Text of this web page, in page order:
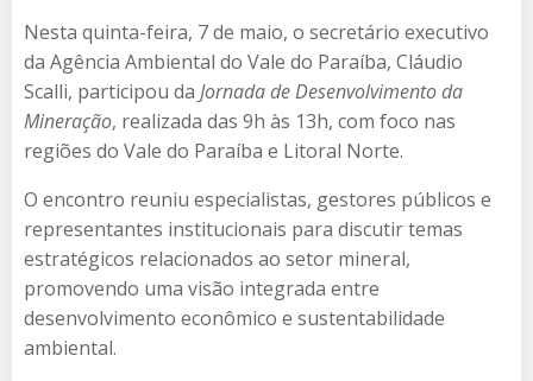
Nesta quinta-feira, 7 de maio, o secretário executivo
da Agência Ambiental do Vale do Paraíba, Cláudio
Scalli, participou da Jornada de Desenvolvimento da
Mineração, realizada das 9h às 13h, com foco nas
regiões do Vale do Paraíba e Litoral Norte.
O encontro reuniu especialistas, gestores públicos e
representantes institucionais para discutir temas
estratégicos relacionados ao setor mineral,
promovendo uma visão integrada entre
desenvolvimento econômico e sustentabilidade
ambiental.